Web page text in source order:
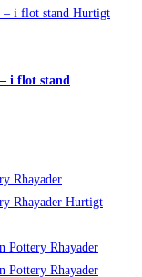
Hurtigt
i flot stand
Hurtigt